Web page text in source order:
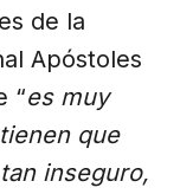
de la
Apóstoles
“es muy
que
inseguro,